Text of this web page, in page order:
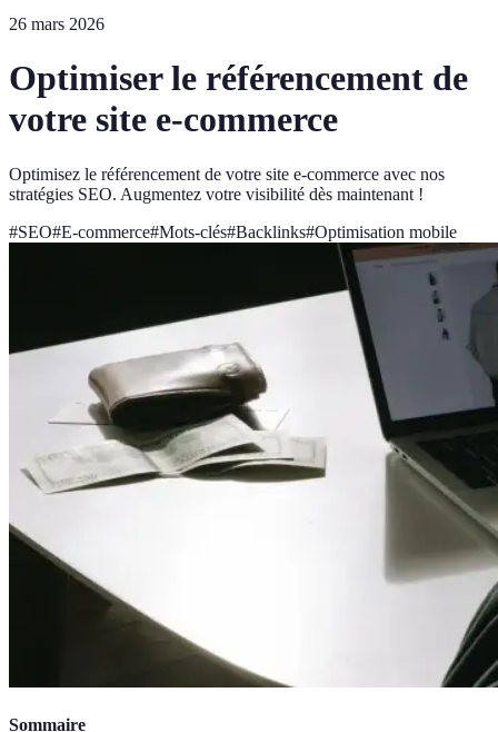
26 mars 2026
Optimiser le référencement de
votre site e-commerce
Optimisez le référencement de votre site e-commerce avec nos
stratégies SEO. Augmentez votre visibilité dès maintenant !
#SEO#E-commerce#Mots-clés#Backlinks#Optimisation mobile
Sommaire